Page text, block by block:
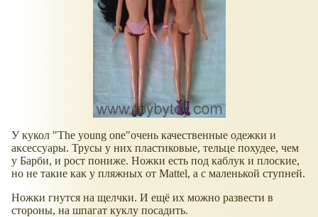
У кукол "The young one"очень качественные одежки и
аксессуары. Трусы у них пластиковые, тельце похудее, чем
у Барби, и рост пониже. Ножки есть под каблук и плоские,
но не такие как у пляжных от Mattel, а с маленькой ступней.
Ножки гнутся на щелчки. И ещё их можно развести в
стороны, на шпагат куклу посадить.